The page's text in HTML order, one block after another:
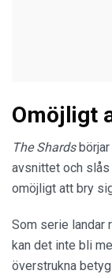
Omöjligt
The Shards
avsnittet och
omöjligt att bry
Som serie landar
kan det inte bli
överstrukna